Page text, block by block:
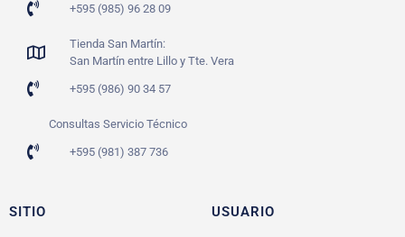
+595 (985) 96 28 09
Tienda San Martín:
San Martín entre Lillo y Tte. Vera
+595 (986) 90 34 57
Consultas Servicio Técnico
+595 (981) 387 736
SITIO USUARIO